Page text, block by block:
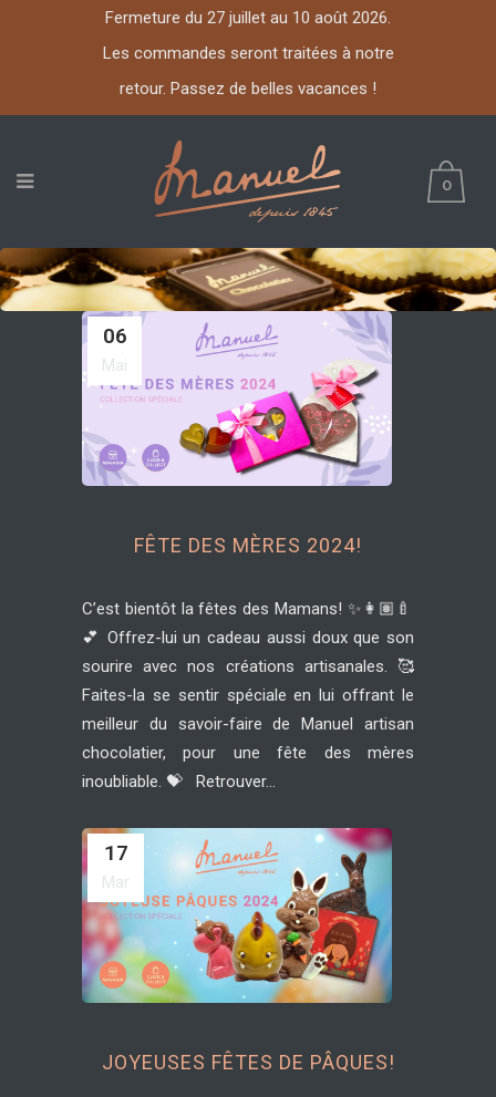
Fermeture du 27 juillet au 10 août 2026.
Les commandes seront traitées à notre
retour. Passez de belles vacances !
0
06
Mai
FÊTE DES MÈRES 2024!
C’est bientôt la fêtes des Mamans! ✨👩🏽‍🍼
💕 Offrez-lui un cadeau aussi doux que son
sourire avec nos créations artisanales. 🥰
Faites-la se sentir spéciale en lui offrant le
meilleur du savoir-faire de Manuel artisan
chocolatier, pour une fête des mères
inoubliable. 💝 Retrouver...
17
Mar
JOYEUSES FÊTES DE PÂQUES!